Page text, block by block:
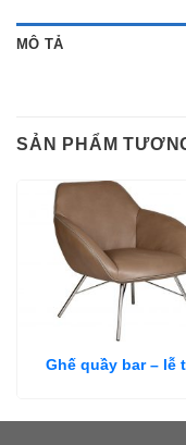
MÔ TẢ
SẢN PHẨM
Ghế quầy bar – lễ